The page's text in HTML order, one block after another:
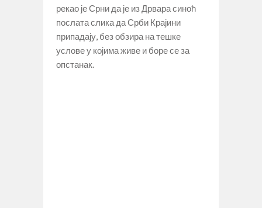
рекао је Срни да је из Дрвара синоћ
послата слика да Срби Крајини
припадају, без обзира на тешке
услове у којима живе и боре се за
опстанак.